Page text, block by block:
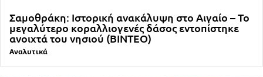
Σαμοθράκη: Ιστορική ανακάλυψη στο Αιγαίο – Το
μεγαλύτερο κοραλλιογενές δάσος εντοπίστηκε
ανοιχτά του νησιού (ΒΙΝΤΕΟ)
Αναλυτικά